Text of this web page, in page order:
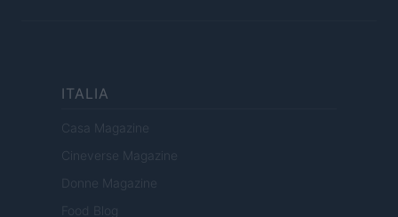
ITALIA
Casa Magazine
Cineverse Magazine
Donne Magazine
Food Blog